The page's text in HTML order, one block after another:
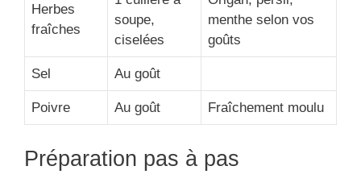
Herbes
fraîches
soupe,
ciselées
menthe selon vos
goûts
Sel Au goût
Poivre Au goût Fraîchement moulu
Préparation pas à pas